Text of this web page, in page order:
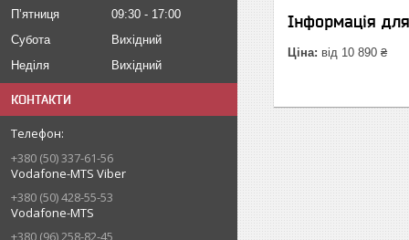
Пʼятниця
09:30
17:00
Субота
Вихідний
Неділя
Вихідний
КОНТАКТИ
+380 (50) 337-61-56
Vodafone-MTS Viber
+380 (50) 428-55-53
Vodafone-MTS
+380 (96) 258-82-45
Інформація
Ціна: від 10 890 ₴